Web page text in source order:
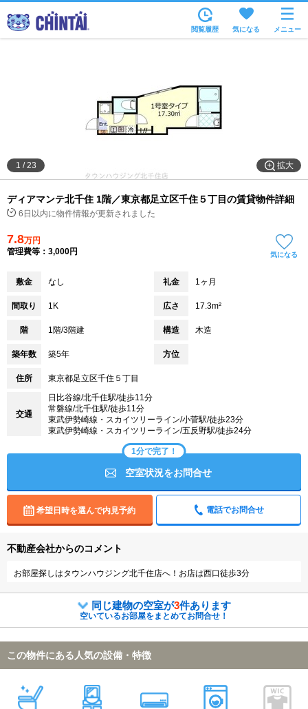
家賃相場から
通勤通学時間から
不動産会社から
TOP
閲覧履歴 気になる メニュー
拡大
1 /23
ディアマンテ北千住 1階／東京都足立区千住５丁目の賃貸物件詳細
6日以内に物件情報が更新されました
7.8万円
管理費等：3,000円
気になる
敷金 なし 礼金 1ヶ月
間取り 1K 広さ 17.3m²
階 1階/3階建 構造 木造
築年数 築5年 方位
住所 東京都足立区千住５丁目
交通
日比谷線/北千住駅/徒歩11分
常磐線/北千住駅/徒歩11分
東武伊勢崎線・スカイツリーライン/小菅駅/徒歩23分
東武伊勢崎線・スカイツリーライン/五反野駅/徒歩24分
1分で完了！
空室状況をお問合せ
希望日時を選んで内見予約 電話でお問合せ
不動産会社からのコメント
お部屋探しはタウンハウジング北千住店へ！お店は西口徒歩3分
同じ建物の空室が3件あります
空いているお部屋をまとめてお問合せ！
この物件にある人気の設備・特徴